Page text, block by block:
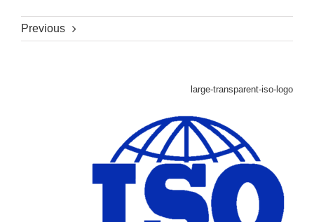
Previous
large-transparent-iso-logo